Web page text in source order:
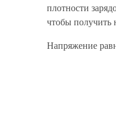
плотности
чтобы получить
Напряжение